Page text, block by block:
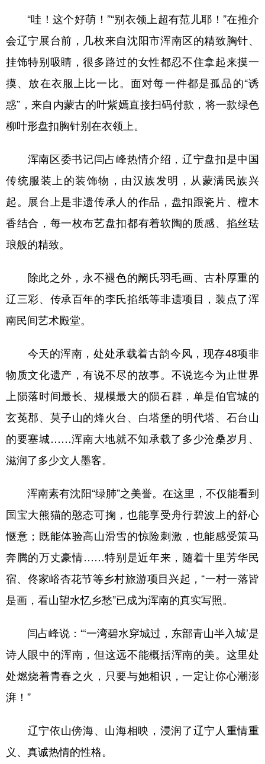
“哇！这个好萌！”“别衣领上超有范儿耶！”在推介
会辽宁展台前，几枚来自沈阳市浑南区的精致胸针、
挂饰特别吸睛，很多路过的女性都忍不住拿起来摸一
摸、放在衣服上比一比。面对每一件都是孤品的“诱
惑”，来自内蒙古的叶紫嫣直接扫码付款，将一款绿色
柳叶形盘扣胸针别在衣领上。
浑南区委书记闫占峰热情介绍，辽宁盘扣是中国
传统服装上的装饰物，由汉族发明，从蒙满民族兴
起。展台上是非遗传承人的作品，盘扣跟瓷片、檀木
香结合，每一枚布艺盘扣都有着软陶的质感、掐丝珐
琅般的精致。
除此之外，永不褪色的阚氏羽毛画、古朴厚重的
辽三彩、传承百年的李氏掐纸等非遗项目，装点了浑
南民间艺术殿堂。
今天的浑南，处处承载着古韵今风，现存48项非
物质文化遗产，有说不尽的故事。不说迄今为止世界
上陨落时间最长、规模最大的陨石群，单是伯官城的
玄莬郡、莫子山的烽火台、白塔堡的明代塔、石台山
的要塞城……浑南大地就不知承载了多少沧桑岁月、
滋润了多少文人墨客。
浑南素有沈阳“绿肺”之美誉。在这里，不仅能看到
国宝大熊猫的憨态可掬，也能享受舟行碧波上的舒心
惬意；既能体验高山滑雪的惊险刺激，也能感受策马
奔腾的万丈豪情……特别是近年来，随着十里芳华民
宿、佟家峪杏花节等乡村旅游项目兴起，“一村一落皆
是画，看山望水忆乡愁”已成为浑南的真实写照。
闫占峰说：“‘一湾碧水穿城过，东部青山半入城’是
诗人眼中的浑南，但这远不能概括浑南的美。这里处
处燃烧着青春之火，只要与她相识，一定让你心潮澎
湃！”
辽宁依山傍海、山海相映，浸润了辽宁人重情重
义、真诚热情的性格。